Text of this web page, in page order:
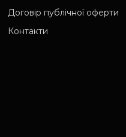
Договір публічної оферти
Контакти